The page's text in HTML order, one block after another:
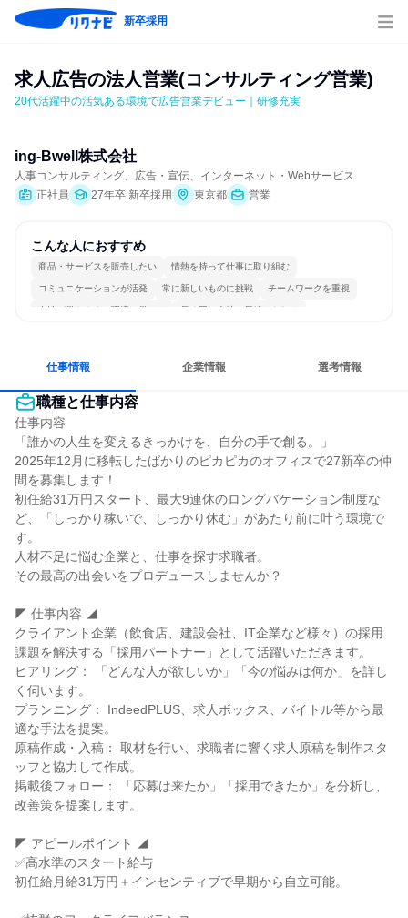
新卒採用
求人広告の法人営業(コンサルティング営業)
20代活躍中の活気ある環境で広告営業デビュー｜研修充実
ing-Bwell株式会社
人事コンサルティング、広告・宣伝、インターネット・Webサービス
正社員
27年卒 新卒採用 東京都 営業
こんな人におすすめ
商品・サービスを販売したい 情熱を持って仕事に取り組む
コミュニケーションが活発 常に新しいものに挑戦 チームワークを重視
女性が働きやすい環境で働ける 長く同じ会社に居続けられる
仕事情報 企業情報 選考情報
職種と仕事内容
仕事内容
「誰かの人生を変えるきっかけを、自分の手で創る。」
2025年12月に移転したばかりのピカピカのオフィスで27新卒の仲
間を募集します！
初任給31万円スタート、最大9連休のロングバケーション制度な
ど、「しっかり稼いで、しっかり休む」があたり前に叶う環境で
す。
人材不足に悩む企業と、仕事を探す求職者。
その最高の出会いをプロデュースしませんか？
◤ 仕事内容 ◢
クライアント企業（飲食店、建設会社、IT企業など様々）の採用
課題を解決する「採用パートナー」として活躍いただきます。
ヒアリング： 「どんな人が欲しいか」「今の悩みは何か」を詳し
く伺います。
プランニング： IndeedPLUS、求人ボックス、バイトル等から最
適な手法を提案。
原稿作成・入稿： 取材を行い、求職者に響く求人原稿を制作スタ
ッフと協力して作成。
掲載後フォロー： 「応募は来たか」「採用できたか」を分析し、
改善策を提案します。
◤ アピールポイント ◢
✅高水準のスタート給与
初任給月給31万円＋インセンティブで早期から自立可能。